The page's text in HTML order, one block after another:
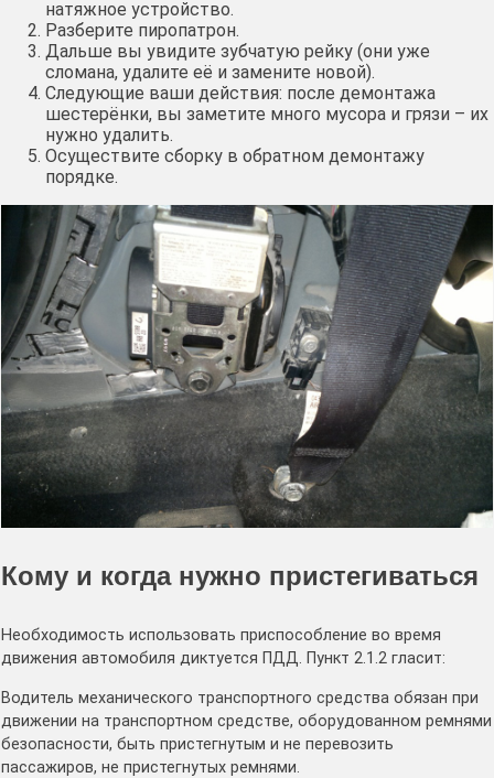
натяжное устройство.
Разберите пиропатрон.
Дальше вы увидите зубчатую рейку (они уже
сломана, удалите её и замените новой).
Следующие ваши действия: после демонтажа
шестерёнки, вы заметите много мусора и грязи – их
нужно удалить.
Осуществите сборку в обратном демонтажу
порядке.
Кому и когда нужно пристегиваться
Необходимость использовать приспособление во время
движения автомобиля диктуется ПДД. Пункт 2.1.2 гласит:
Водитель механического транспортного средства обязан при
движении на транспортном средстве, оборудованном ремнями
безопасности, быть пристегнутым и не перевозить
пассажиров, не пристегнутых ремнями.